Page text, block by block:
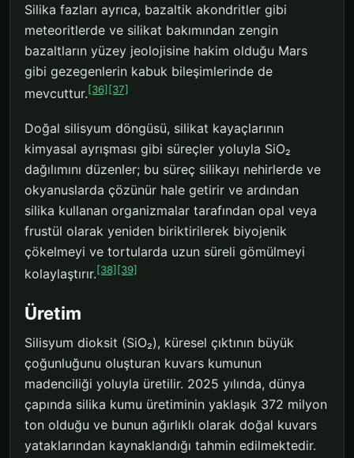
Silika fazları ayrıca, bazaltik akondritler gibi
meteoritlerde ve silikat bakımından zengin
bazaltların yüzey jeolojisine hakim olduğu Mars
gibi gezegenlerin kabuk bileşimlerinde de
mevcuttur.[36][37]
Doğal silisyum döngüsü, silikat kayaçlarının
kimyasal ayrışması gibi süreçler yoluyla SiO₂
dağılımını düzenler; bu süreç silikayı nehirlerde ve
okyanuslarda çözünür hale getirir ve ardından
silika kullanan organizmalar tarafından opal veya
frustül olarak yeniden biriktirilerek biyojenik
çökelmeyi ve tortularda uzun süreli gömülmeyi
kolaylaştırır.[38] [39]
Üretim
Silisyum dioksit (SiO₂), küresel çıktının büyük
çoğunluğunu oluşturan kuvars kumunun
madenciliği yoluyla üretilir. 2025 yılında, dünya
çapında silika kumu üretiminin yaklaşık 372 milyon
ton olduğu ve bunun ağırlıklı olarak doğal kuvars
yataklarından kaynaklandığı tahmin edilmektedir.